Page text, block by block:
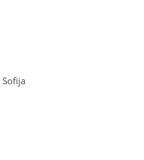
Sofija